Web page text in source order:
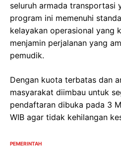
seluruh armada transportasi
program ini memenuhi
kelayakan operasional yang
menjamin perjalanan yang
pemudik.
Dengan kuota terbatas dan
masyarakat diimbau untuk
pendaftaran dibuka pada 3
WIB agar tidak kehilangan
PEMERINTAH